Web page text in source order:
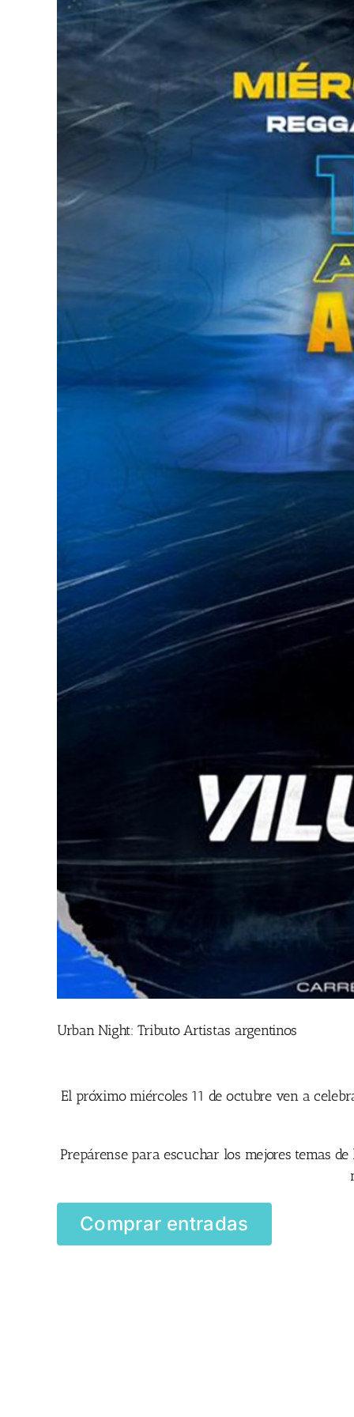
Urban Night: Tributo Artistas argentinos
El próximo miércoles 11 de octubre ven a
Prepárense para escuchar los mejores temas
Comprar entradas